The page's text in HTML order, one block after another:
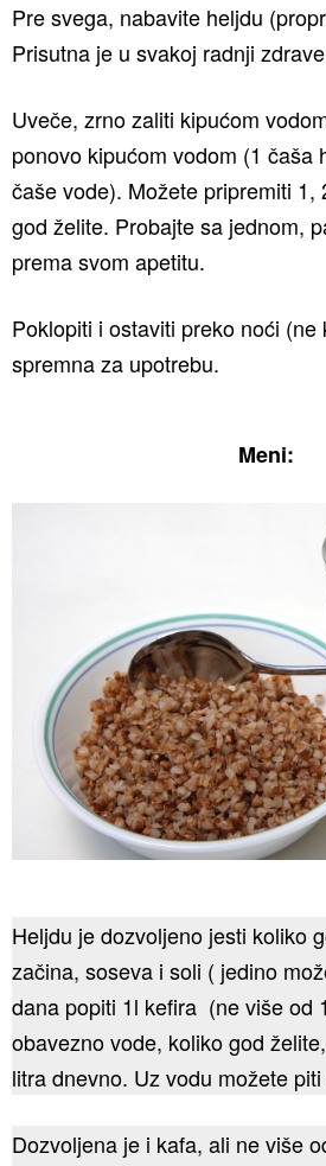
Pre svega, nabavite heljdu
Prisutna je u svakoj radnji
Uveče, zrno zaliti kipućom
ponovo kipućom vodom (1 čaša
čaše vode). Možete pripremiti 1,
god želite. Probajte sa jednom,
prema svom apetitu.
Poklopiti i ostaviti preko noći (ne
spremna za upotrebu.
Meni:
Heljdu je dozvoljeno jesti koliko
začina, soseva i soli ( jedino
dana popiti 1l kefira (ne više od
obavezno vode, koliko god
litra dnevno. Uz vodu možete
Dozvoljena je i kafa, ali ne više